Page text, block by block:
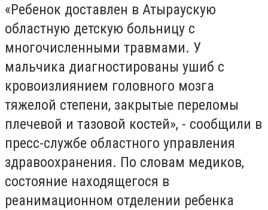
«Ребенок доставлен в Атыраускую
областную детскую больницу с
многочисленными травмами. У
мальчика диагностированы ушиб с
кровоизлиянием головного мозга
тяжелой степени, закрытые переломы
плечевой и тазовой костей», - сообщили в
пресс-службе областного управления
здравоохранения. По словам медиков,
состояние находящегося в
реанимационном отделении ребенка